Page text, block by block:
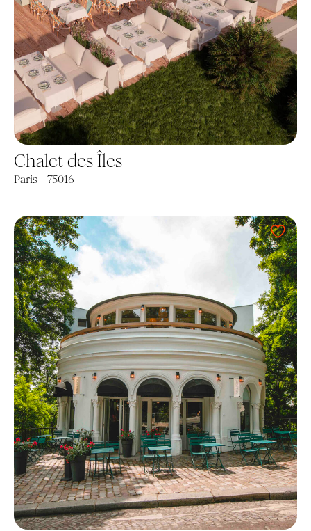
Chalet des Îles
Paris - 75016